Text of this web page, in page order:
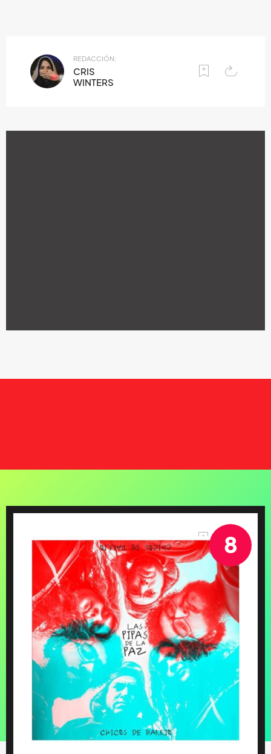
REDACCIÓN:
CRIS
WINTERS
8